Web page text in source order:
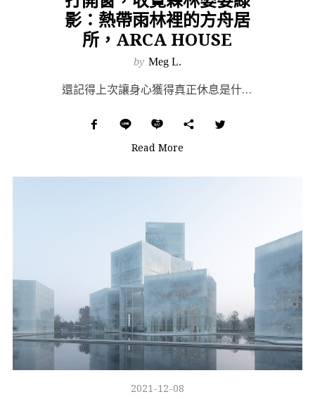
影：熱帶雨林裡的方舟居
所，ARCA HOUSE
by Meg L.
還記得上次讓身心獲得真正休息是什麼時候嗎？三年的疫情彷彿讓世界停頓，但卻沒有讓人真正停下腳步；與朋友...
Read More
2021-12-08